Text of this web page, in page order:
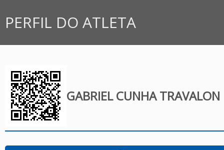
PERFIL DO ATLETA
GABRIEL CUNHA TRAVALON